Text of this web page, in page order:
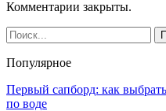
Комментарии закрыты.
Популярное
Первый сапборд: как
по воде